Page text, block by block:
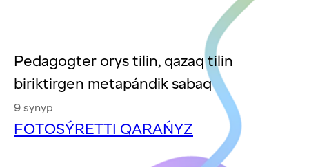
Pedagogter orys tilin, qazaq tilin
biriktirgen metapándik sabaq
9 synyp
FOTOSÝRETTI QARAŃYZ